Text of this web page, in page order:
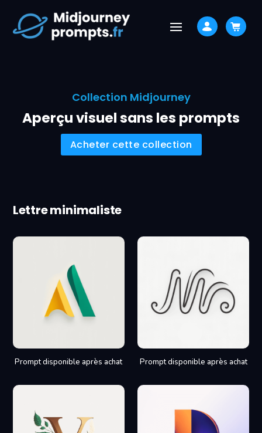
Collection Midjourney
Aperçu visuel sans les prompts
Acheter cette collection
Lettre minimaliste
Prompt disponible après achat Prompt disponible après achat